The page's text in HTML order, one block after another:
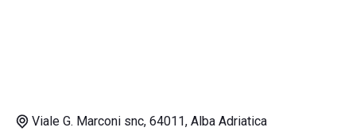
· lettini
Viale G. Marconi snc, 64011, Alba Adriatica